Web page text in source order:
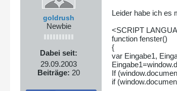
goldrush
Newbie
Dabei seit:
29.09.2003
Beiträge: 20
Leider habe ich es
<SCRIPT
function fenster()
{
var Eingabe1,
If
if